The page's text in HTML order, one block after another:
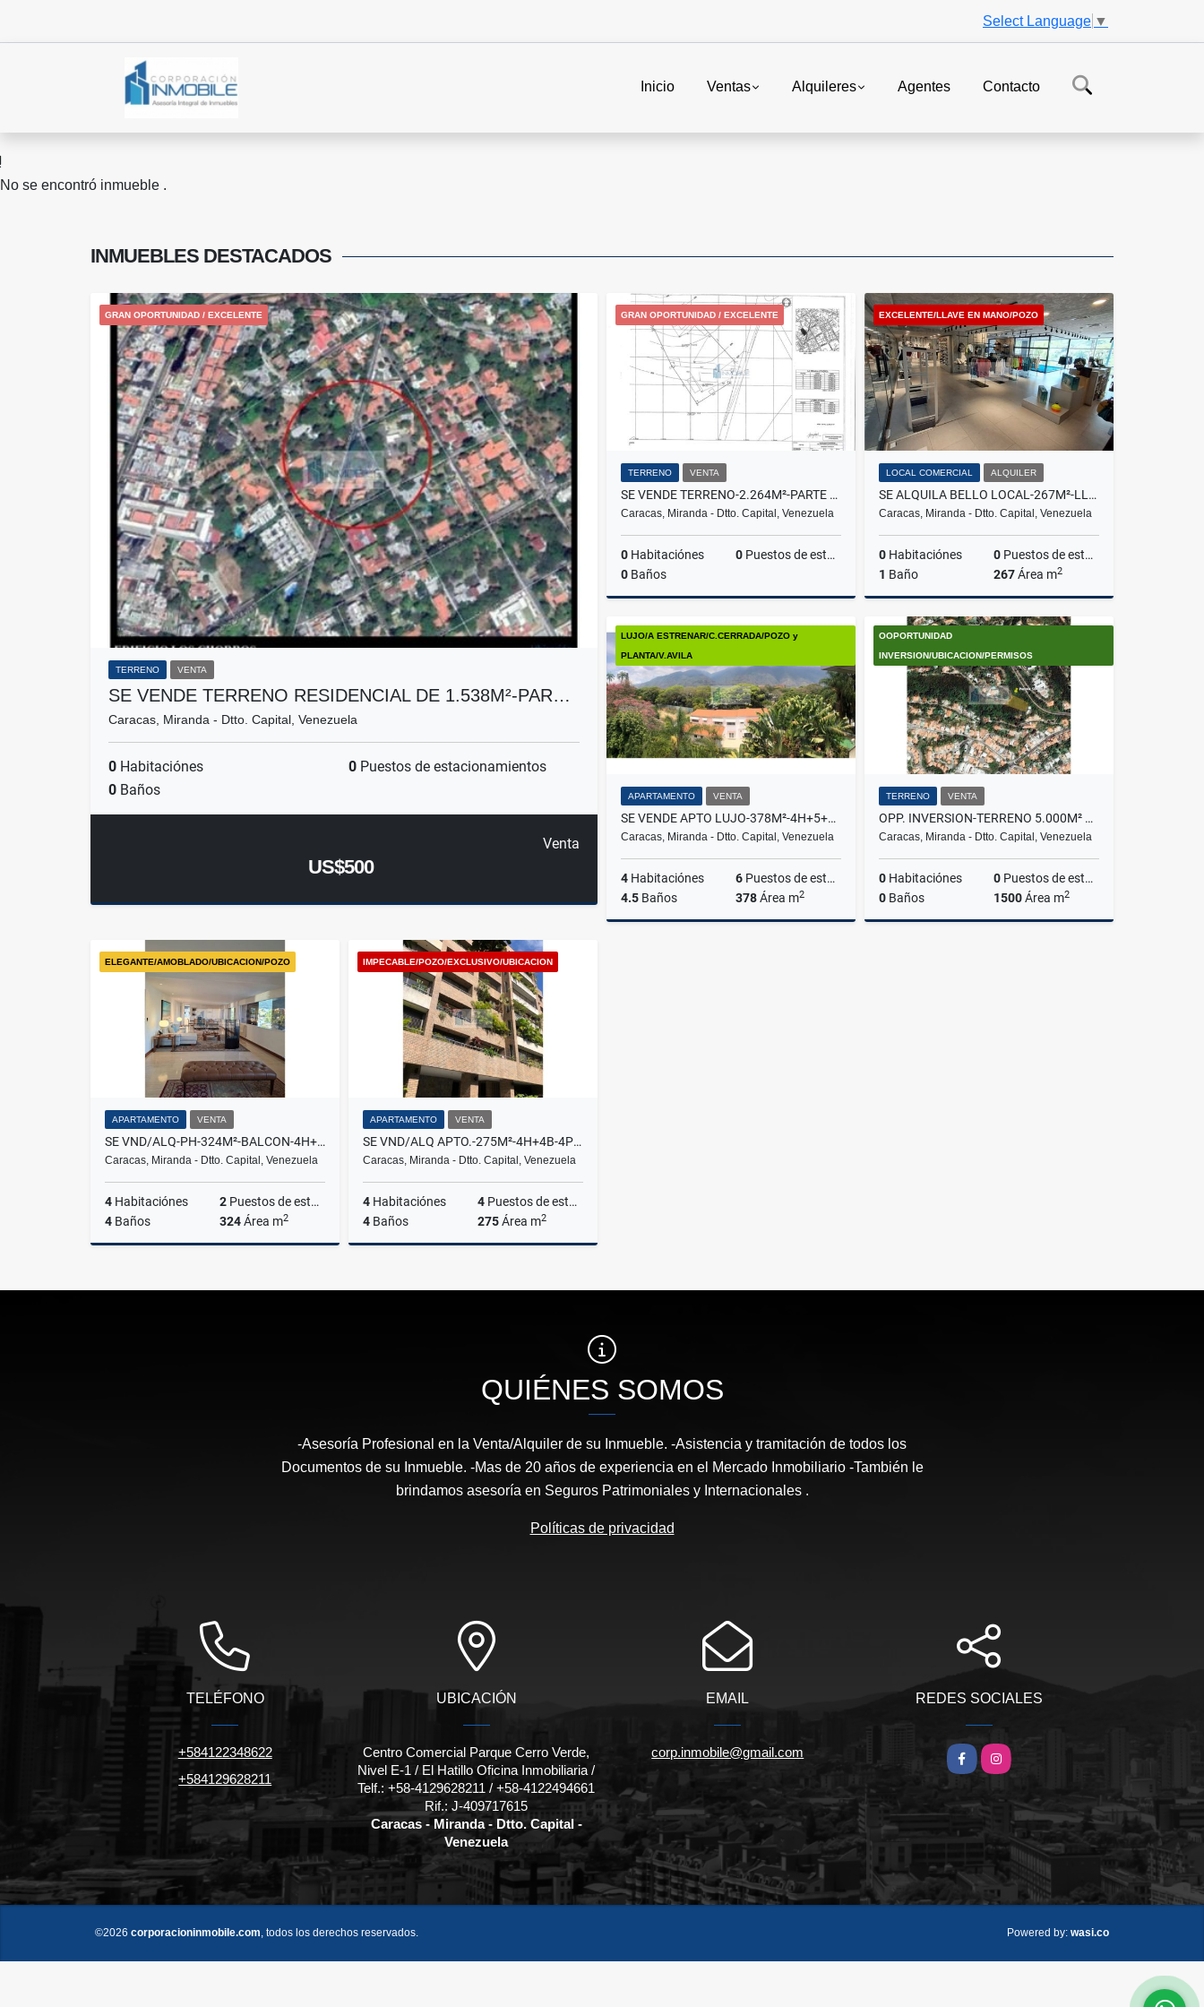
Select Language ▼
Inicio Ventas Alquileres Agentes Contacto
No se encontró inmueble .
INMUEBLES DESTACADOS
GRAN OPORTUNIDAD / EXCELENTE
TERRENO VENTA
SE VENDE TERRENO RESIDENCIAL DE 1.538M²-PAR…
Caracas, Miranda - Dtto. Capital, Venezuela
0 Habitaciónes 0 Puestos de estacionamientos
0 Baños
Venta
US$500
GRAN OPORTUNIDAD / EXCELENTE
TERRENO VENTA
SE VENDE TERRENO-2.264M²-PARTE ALTA LOS CHORROS-EG
Caracas, Miranda - Dtto. Capital, Venezuela
0 Habitaciónes 0 Puestos de estacionamientos
0 Baños
Venta
US$500
EXCELENTE/LLAVE EN MANO/POZO
LOCAL COMERCIAL ALQUILER
SE ALQUILA BELLO LOCAL-267M²-LLAVE EN MANO-LISTO-VISTA-C.C.P.C.VERDE
Caracas, Miranda - Dtto. Capital, Venezuela
0 Habitaciónes 0 Puestos de estacionamientos
1 Baño 267Área m2
Alquiler
LUJO/A ESTRENAR/C.CERRADA/POZO y
PLANTA/V.AVILA
APARTAMENTO VENTA
SE VENDE APTO LUJO-378M²-4H+5+4.5B+6P+1M-PZO-PLT-CCERRADA-CAMPO ALEGRE
Caracas, Miranda - Dtto. Capital, Venezuela
4 Habitaciónes 6 Puestos de estacionamientos
4.5 Baños 378Área m2
OOPORTUNIDAD
INVERSION/UBICACION/PERMISOS
TERRENO VENTA
OPP. INVERSION-TERRENO 5.000M² CON ANTE-PROYECTO-LOS CAMPITOS-RG
Caracas, Miranda - Dtto. Capital, Venezuela
0 Habitaciónes 0 Puestos de estacionamientos
0 Baños 1500Área m2
ELEGANTE/AMOBLADO/UBICACION/POZO
APARTAMENTO VENTA
SE VND/ALQ-PH-324M²-BALCON-4H+4B+2P+VISTA+PARTE ALTA LOS PALOS GRANDES
Caracas, Miranda - Dtto. Capital, Venezuela
4 Habitaciónes 2 Puestos de estacionamientos
4 Baños 324Área m2
US$435,000 US$3,250
IMPECABLE/POZO/EXCLUSIVO/UBICACION
APARTAMENTO VENTA
SE VND/ALQ APTO.-275M²-4H+4B-4P+1M+VIG.-POZO-SEG.-COUNTRY CLUB
Caracas, Miranda - Dtto. Capital, Venezuela
4 Habitaciónes 4 Puestos de estacionamientos
4 Baños 275Área m2
US$650,000 US$4,000
QUIÉNES SOMOS
-Asesoría Profesional en la Venta/Alquiler de su Inmueble. -Asistencia y tramitación de todos los
Documentos de su Inmueble. -Mas de 20 años de experiencia en el Mercado Inmobiliario -También le
brindamos asesoría en Seguros Patrimoniales y Internacionales .
Políticas de privacidad
TELÉFONO
+584122348622
+584129628211
UBICACIÓN
Centro Comercial Parque Cerro Verde,
Nivel E-1 / El Hatillo Oficina Inmobiliaria /
Telf.: +58-4129628211 / +58-4122494661
Rif.: J-409717615
Caracas - Miranda - Dtto. Capital -
Venezuela
EMAIL
corp.inmobile@gmail.com
REDES SOCIALES
Facebook
Instagram
©2026 corporacioninmobile.com, todos los derechos reservados. Powered by: wasi.co